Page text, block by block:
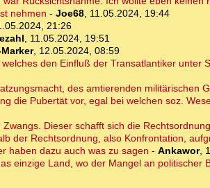
nehmen - Joe68, 11.05.2024, 19:44
21:26
, 11.05.2024, 19:51
Marker, 12.05.2024, 08:59
den Einfluß der Transatlantiker unter
des amtierenden militärischen
die Pubertät vor, egal bei welchen soz.
Dieser schafft sich die
der Rechtsordnung, also Konfrontation,
haben dazu auch was zu sagen - Ankawor,
einzige Land, wo der Mangel an